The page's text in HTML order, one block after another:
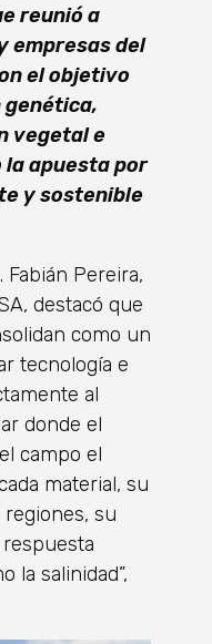
reunió a
empresas del
el objetivo
genética,
vegetal e
apuesta por
y sostenible
Fabián Pereira,
destacó que
como un
tecnología e
al
donde el
campo el
material, su
regiones, su
la salinidad”,